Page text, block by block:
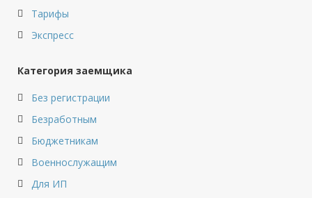
Тарифы
Экспресс
Категория заемщика
Без регистрации
Безработным
Бюджетникам
Военнослужащим
Для ИП